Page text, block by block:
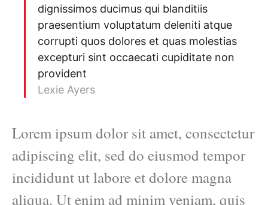
dignissimos ducimus qui blanditiis
praesentium voluptatum deleniti atque
corrupti quos dolores et quas molestias
excepturi sint occaecati cupiditate non
provident
Lexie Ayers
Lorem ipsum dolor sit amet, consectetur
adipiscing elit, sed do eiusmod tempor
incididunt ut labore et dolore magna
aliqua. Ut enim ad minim veniam, quis